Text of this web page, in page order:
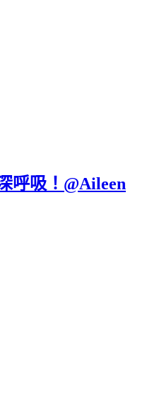
呼吸！@Aileen